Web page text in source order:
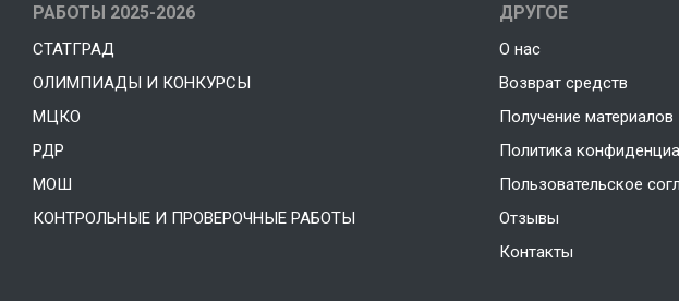
РАБОТЫ 2025-2026
СТАТГРАД
ОЛИМПИАДЫ И КОНКУРСЫ
МЦКО
РДР
МОШ
КОНТРОЛЬНЫЕ И ПРОВЕРОЧНЫЕ РАБОТЫ
ДРУГОЕ
О нас
Возврат средств
Получение материалов
Политика
Пользовательское
Отзывы
Контакты